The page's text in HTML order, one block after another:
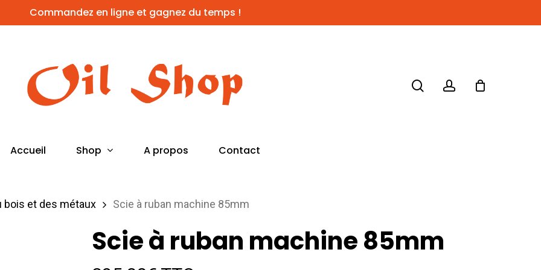
Commandez en ligne et gagnez du temps !
Accueil Shop A propos Contact
bois et des métaux Scie à ruban machine 85mm
Scie à ruban machine 85mm